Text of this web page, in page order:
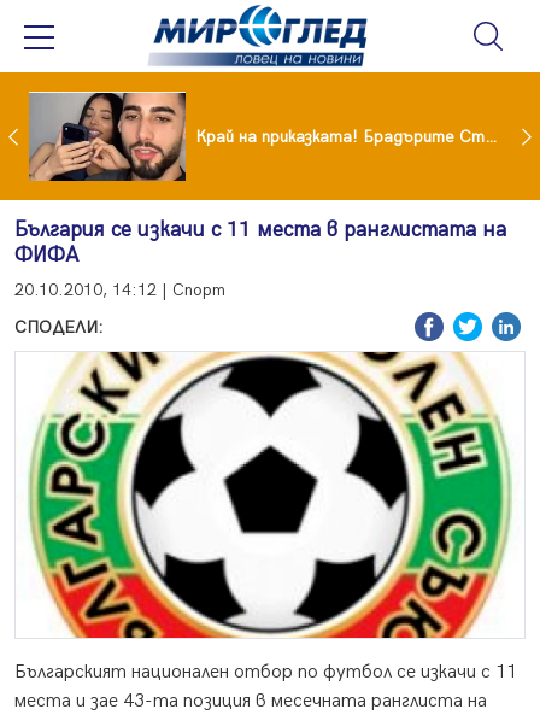
Коцето удари джакпота! Държавата му плаща 95 000 евро Край на приказката! Брадърите Стефан и Сияна се разделиха с гръм и трясък
България се изкачи с 11 места в ранглистата на
ФИФА
20.10.2010, 14:12 | Спорт
СПОДЕЛИ:
Българският национален отбор по футбол се изкачи с 11
места и зае 43-та позиция в месечната ранглиста на